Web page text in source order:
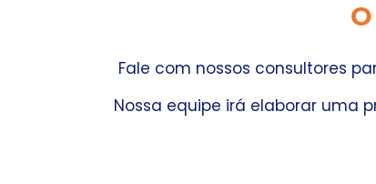
Fale com nossos consultores
Nossa equipe irá elaborar uma